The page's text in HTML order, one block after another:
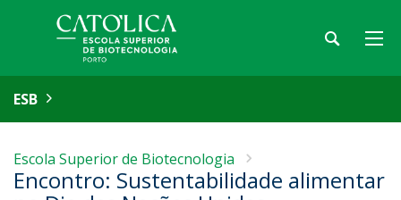
ESB
Escola Superior de Biotecnologia
Encontro: Sustentabilidade alimentar